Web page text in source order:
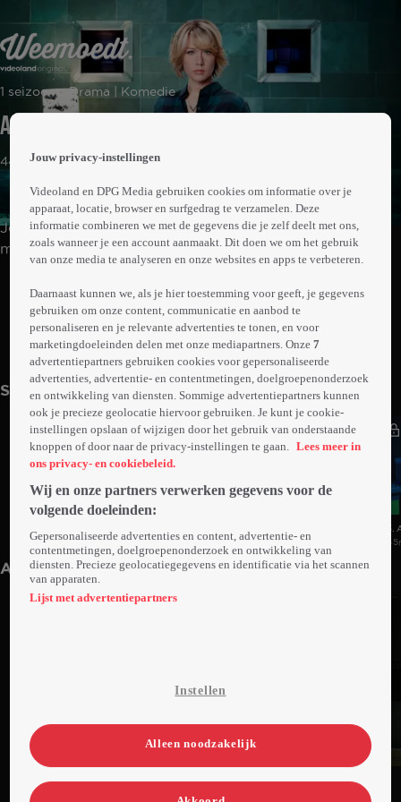
page
1 seizoen • Drama | Komedie
Aflevering 1
44min
Job Weemoedt is talentmanager bij het
managementbureau Talent Republic in Amsterdam.
Moeiteloos manoeuvreert hij door de slangenkuil van de
entertainmentwereld om zijn sterren te laten stralen. Hij
behoedt ze voor de valkuilen en verleidingen op hun
pad en houdt hun schandalen uit de pers. Tot hij zelf uit
de bocht vliegt en zijn zorgvuldig opgebouwde wereld
volledig instort.
Meer
info
Seizoen 1
44min
40min
3.
Anderen kijken ook
programma
programma
Jouw privacy-instellingen
Videoland en DPG Media gebruiken cookies om informatie over je
apparaat, locatie, browser en surfgedrag te verzamelen. Deze
informatie combineren we met de gegevens die je zelf deelt met ons,
zoals wanneer je een account aanmaakt. Dit doen we om het gebruik
van onze media te analyseren en onze websites en apps te verbeteren.
Daarnaast kunnen we, als je hier toestemming voor geeft, je gegevens
gebruiken om onze content, communicatie en aanbod te
personaliseren en je relevante advertenties te tonen, en voor
marketingdoeleinden delen met onze mediapartners. Onze7
advertentiepartners gebruiken cookies voor gepersonaliseerde
advertenties, advertentie- en contentmetingen, doelgroepenonderzoek
en ontwikkeling van diensten. Sommige advertentiepartners kunnen
ook je precieze geolocatie hiervoor gebruiken. Je kunt je cookie-
instellingen opslaan of wijzigen door het gebruik van onderstaande
knoppen of door naar de privacy-instellingen te gaan.
Lees meer in
ons privacy- en cookiebeleid.
Wij en onze partners verwerken gegevens voor de
volgende doeleinden:
Gepersonaliseerde advertenties en content, advertentie- en
contentmetingen, doelgroepenonderzoek en ontwikkeling van
diensten. Precieze geolocatiegegevens en identificatie via het scannen
van apparaten.
Lijst met advertentiepartners
Instellen
Alleen noodzakelijk